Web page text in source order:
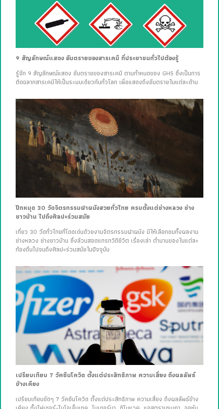
9 สัญลักษณ์แสดง อันตรายของสารเคมี ที่ประชาชนทั่วไปต้องรู้
รู้จัก 9 สัญลักษณ์แสดง อันตรายของสารเคมี ตามกำหนดของ GHS ซึ่งเป็นการ
ติดฉลากสารเคมีให้เป็นระบบเดียวกันทั่วโลก เพื่อแสดงถึงอันตรายในแต่ละด้าน
ปักหมุด 30 วัดจิตรกรรมฝาผนังสวยทั่วไทย ครบตั้งแต่ช่างหลวง ช่าง
ชาวบ้าน ไปถึงศิลปะร่วมสมัย
เที่ยว 30 วัดทั่วไทยที่โดดเด่นด้วยงานจิตรกรรมฝาผนัง มีให้เลือกชมทั้งผลงาน
ช่างหลวง ช่างชาวบ้าน ซึ่งล้วนสอดแทรกวิถีชีวิต เรื่องเล่า ตำนานของในแต่ละ
ท้องถิ่นไปจนถึงศิลปะร่วมสมัยในปัจจุบัน
เปรียบเทียบ 7 วัคซีนโควิด ตั้งแต่ประสิทธิภาพ ความเสี่ยง ถึงผลลัพธ์
ข้างเคียง
เปรียบเทียบชัดๆ 7 วัคซีนโควิด ตั้งแต่ประสิทธิภาพ ความเสี่ยง ถึงผลลัพธ์ข้าง